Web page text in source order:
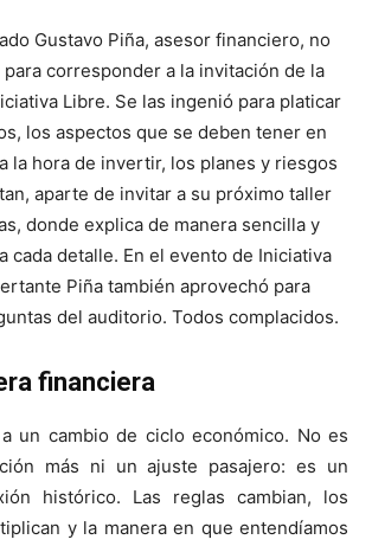
Gustavo Piña, asesor financiero, no
corresponder a la invitación de la
Libre. Se las ingenió para platicar
los aspectos que se deben tener en
la hora de invertir, los planes y riesgos
aparte de invitar a su próximo taller
donde explica de manera sencilla y
cada detalle. En el evento de Iniciativa
Piña también aprovechó para
del auditorio. Todos complacidos.
financiera
un cambio de ciclo económico. No es
más ni un ajuste pasajero: es un
histórico. Las reglas cambian, los
y la manera en que entendíamos